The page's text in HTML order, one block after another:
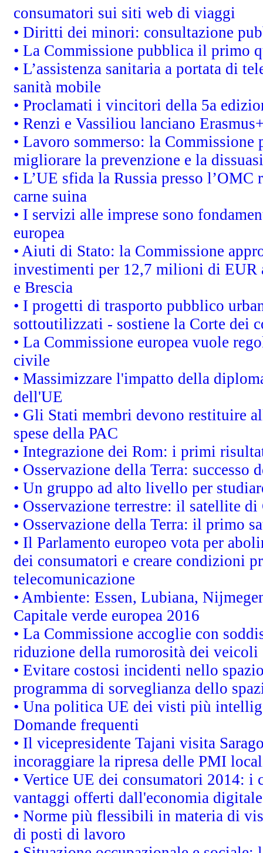
consumatori sui siti web di viaggi
• Diritti dei minori: consultazione
• La Commissione pubblica il primo
• L’assistenza sanitaria a portata di
sanità mobile
• Proclamati i vincitori della 5a
• Renzi e Vassiliou lanciano
• Lavoro sommerso: la
migliorare la prevenzione e la
• L’UE sfida la Russia presso
carne suina
• I servizi alle imprese sono
europea
• Aiuti di Stato: la Commissione
investimenti per 12,7 milioni di EUR
e Brescia
• I progetti di trasporto pubblico
sottoutilizzati - sostiene la Corte dei
• La Commissione europea vuole
civile
• Massimizzare l'impatto della
dell'UE
• Gli Stati membri devono restituire
spese della PAC
• Integrazione dei Rom: i primi
• Osservazione della Terra:
• Un gruppo ad alto livello per
• Osservazione terrestre: il satellite
• Osservazione della Terra: il primo
• Il Parlamento europeo vota per
dei consumatori e creare condizioni
telecomunicazione
• Ambiente: Essen, Lubiana,
Capitale verde europea 2016
• La Commissione accoglie con
riduzione della rumorosità dei veicoli
• Evitare costosi incidenti nello
programma di sorveglianza dello
• Una politica UE dei visti più
Domande frequenti
• Il vicepresidente Tajani visita
incoraggiare la ripresa delle PMI
• Vertice UE dei consumatori 2014:
vantaggi offerti dall'economia digitale
• Norme più flessibili in materia di
di posti di lavoro